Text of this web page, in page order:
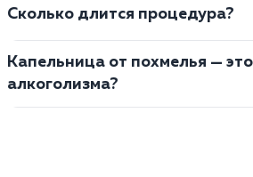
Сколько длится процедура?
Капельница от похмелья —
алкоголизма?